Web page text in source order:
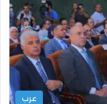
عرب